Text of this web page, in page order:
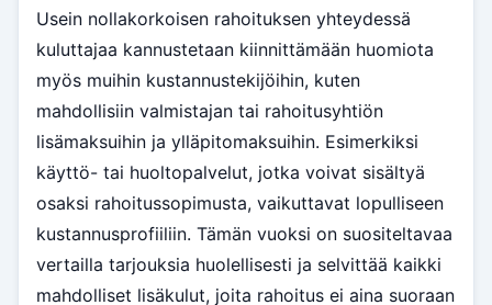
Usein nollakorkoisen rahoituksen yhteydessä
kuluttajaa kannustetaan kiinnittämään huomiota
myös muihin kustannustekijöihin, kuten
mahdollisiin valmistajan tai rahoitusyhtiön
lisämaksuihin ja ylläpitomaksuihin. Esimerkiksi
käyttö- tai huoltopalvelut, jotka voivat sisältyä
osaksi rahoitussopimusta, vaikuttavat lopulliseen
kustannusprofiiliin. Tämän vuoksi on suositeltavaa
vertailla tarjouksia huolellisesti ja selvittää kaikki
mahdolliset lisäkulut, joita rahoitus ei aina suoraan